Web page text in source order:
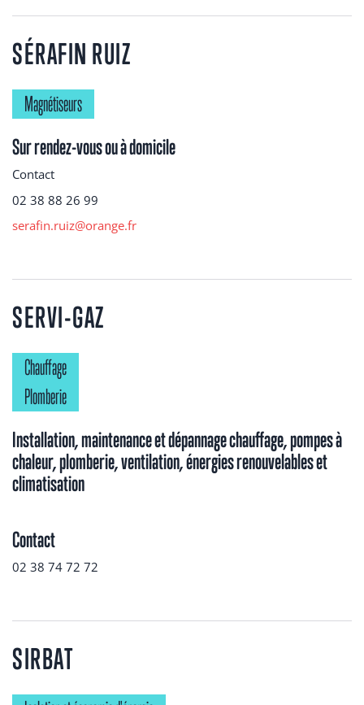
SÉRAFIN RUIZ
Magnétiseurs
Sur rendez-vous ou à domicile
Contact
02 38 88 26 99
serafin.ruiz@orange.fr
SERVI-GAZ
Chauffage
Plomberie
Installation, maintenance et dépannage chauffage, pompes à
chaleur, plomberie, ventilation, énergies renouvelables et
climatisation
Contact
02 38 74 72 72
SIRBAT